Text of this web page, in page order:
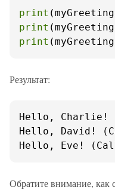
print
print
print
Результат:
Hello, Charlie!
Hello, David!
Hello, Eve!
Обратите внимание, как